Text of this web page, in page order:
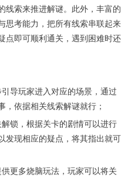
线索来推进解谜。此外，丰富的
思考能力，把所有线索串联起来
点即可顺利通关，遇到困难时还
导玩家进入对应的场景，通过
，依据相关线索解谜就行；
锁，根据关卡的剧情可以进行
发现相应的疑点，将其指出就可
更多烧脑玩法，玩家可以将关